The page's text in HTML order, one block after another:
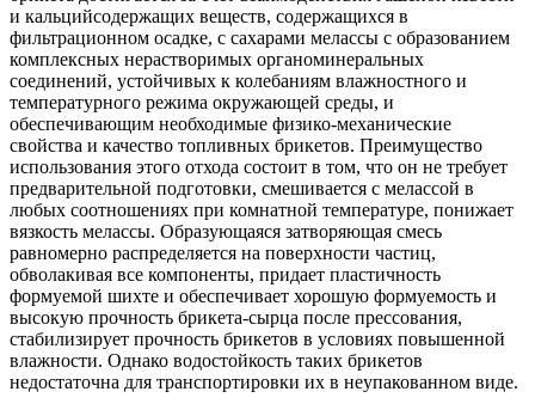
и кальцийсодержащих веществ, содержащихся в
фильтрационном осадке, с сахарами мелассы с образованием
комплексных нерастворимых органоминеральных
соединений, устойчивых к колебаниям влажностного и
температурного режима окружающей среды, и
обеспечивающим необходимые физико-механические
свойства и качество топливных брикетов. Преимущество
использования этого отхода состоит в том, что он не требует
предварительной подготовки, смешивается с мелассой в
любых соотношениях при комнатной температуре, понижает
вязкость мелассы. Образующаяся затворяющая смесь
равномерно распределяется на поверхности частиц,
обволакивая все компоненты, придает пластичность
формуемой шихте и обеспечивает хорошую формуемость и
высокую прочность брикета-сырца после прессования,
стабилизирует прочность брикетов в условиях повышенной
влажности. Однако водостойкость таких брикетов
недостаточна для транспортировки их в неупакованном виде.